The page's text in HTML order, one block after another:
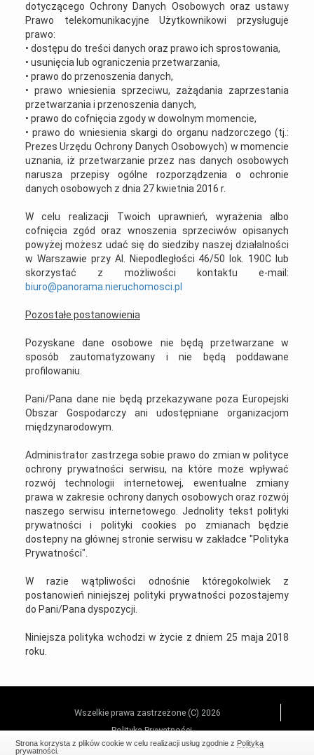
dotyczącego Ochrony Danych Osobowych oraz ustawy
Prawo telekomunikacyjne Użytkownikowi przysługuje
prawo:
• dostępu do treści danych oraz prawo ich sprostowania,
• usunięcia lub ograniczenia przetwarzania,
• prawo do przenoszenia danych,
• prawo wniesienia sprzeciwu, zażądania zaprzestania
przetwarzania i przenoszenia danych,
• prawo do cofnięcia zgody w dowolnym momencie,
• prawo do wniesienia skargi do organu nadzorczego (tj.:
Prezes Urzędu Ochrony Danych Osobowych) w momencie
uznania, iż przetwarzanie przez nas danych osobowych
narusza przepisy ogólne rozporządzenia o ochronie
danych osobowych z dnia 27 kwietnia 2016 r.
W celu realizacji Twoich uprawnień, wyrażenia albo
cofnięcia zgód oraz wnoszenia sprzeciwów opisanych
powyżej możesz udać się do siedziby naszej działalności
w Warszawie przy Al. Niepodległości 46/50 lok. 190C lub
skorzystać z możliwości kontaktu e-mail:
biuro@panorama.nieruchomosci.pl
Pozostałe postanowienia
Pozyskane dane osobowe nie będą przetwarzane w
sposób zautomatyzowany i nie będą poddawane
profilowaniu.
Pani/Pana dane nie będą przekazywane poza Europejski
Obszar Gospodarczy ani udostępniane organizacjom
międzynarodowym.
Administrator zastrzega sobie prawo do zmian w polityce
ochrony prywatności serwisu, na które może wpływać
rozwój technologii internetowej, ewentualne zmiany
prawa w zakresie ochrony danych osobowych oraz rozwój
naszego serwisu internetowego. Jednolity tekst polityki
prywatności i polityki cookies po zmianach będzie
dostepny na głównej stronie serwisu w zakładce "Polityka
Prywatności".
W razie wątpliwości odnośnie któregokolwiek z
postanowień niniejszej polityki prywatności pozostajemy
do Pani/Pana dyspozycji.
Niniejsza polityka wchodzi w życie z dniem 25 maja 2018
roku.
Wszelkie prawa zastrzeżone (C) 2026
Polityka Prywatności
Strona korzysta z plików cookie w celu realizacji usług zgodnie z Polityką
prywatności